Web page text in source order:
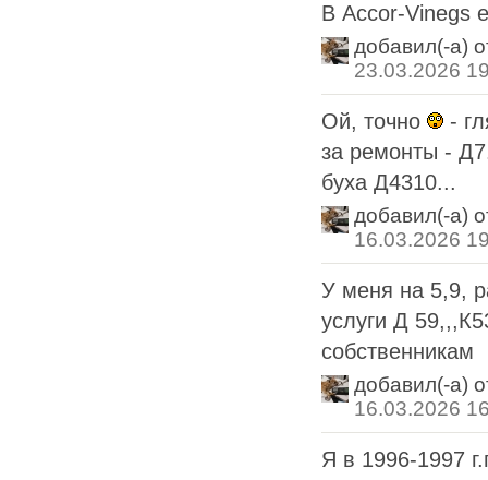
В Accor-Vinegs
добавил(-а)
23.03.2026
Ой, точно
-
за ремонты -
буха Д4310...
добавил(-а)
16.03.2026
У меня на 5,9,
услуги Д
собственникам
добавил(-а)
16.03.2026
Я в 1996-1997